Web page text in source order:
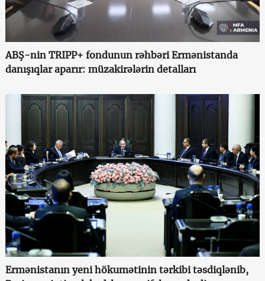
ABŞ-nin TRIPP+ fondunun rəhbəri Ermənistanda
danışıqlar aparır: müzakirələrin detalları
Ermənistanın yeni hökumətinin tərkibi təsdiqlənib,